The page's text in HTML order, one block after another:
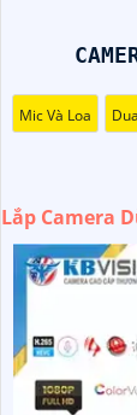
Mic Và Loa
Lắp Camera